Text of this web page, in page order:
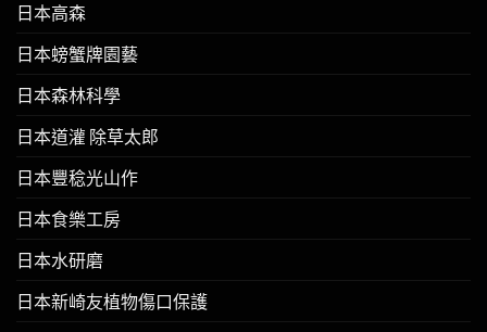
日本高森
日本螃蟹牌園藝
日本森林科學
日本道灌 除草太郎
日本豐稔光山作
日本食樂工房
日本水研磨
日本新崎友植物傷口保護